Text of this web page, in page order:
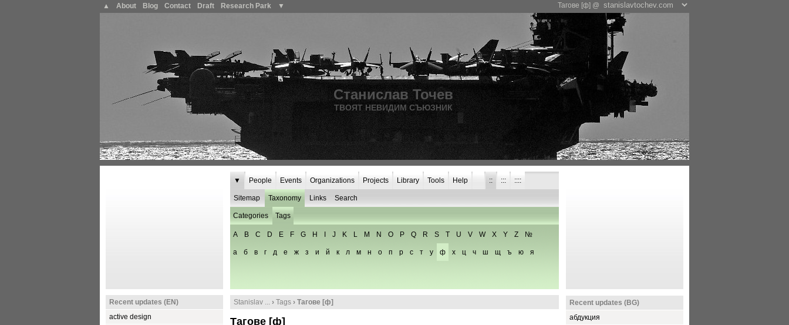
Станислав Точев
ТВОЯТ НЕВИДИМ СЪЮЗНИК
Тагове [ф] @
▲ About Blog Contact Draft Research Park ▼
▼
Sitemap Taxonomy
Categories Tags
A B C D E F G H J K L M N O P Q R S T U V W X Y Z №
а б в г д е ж з и й к л м н о п р с т у ф х ц ч ш щ ъ ю я
Links Search
People Events Organizations Projects Library Tools Help :: ::: ::::
Stanislav ... › Tags › Тагове [ф]
Тагове [ф]
Recent updates (EN)
active design
Recent updates (BG)
абдукция